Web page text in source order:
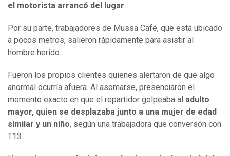
el motorista arrancó del lugar.
Por su parte, trabajadores de Mussa Café, que está ubicado
a pocos metros, salieron rápidamente para asistir al
hombre herido.
Fueron los propios clientes quienes alertaron de que algo
anormal ocurría afuera. Al asomarse, presenciaron el
momento exacto en que el repartidor golpeaba al adulto
mayor, quien se desplazaba junto a una mujer de edad
similar y un niño, según una trabajadora que conversón con
T13.